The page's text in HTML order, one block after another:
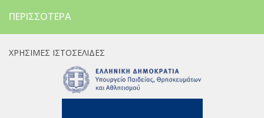
ΠΕΡΙΣΣΌΤΕΡΑ
ΧΡΉΣΙΜΕΣ ΙΣΤΟΣΕΛΊΔΕΣ